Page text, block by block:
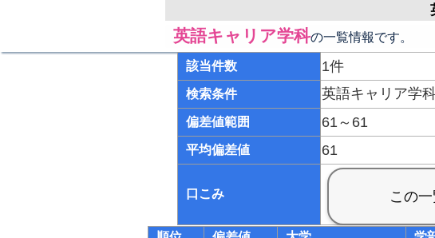
英語キャリア学科の一覧情報です。
該当件数 1件
検索条件 英語キャリア学
偏差値範囲 61～61
平均偏差値 61
口こみ